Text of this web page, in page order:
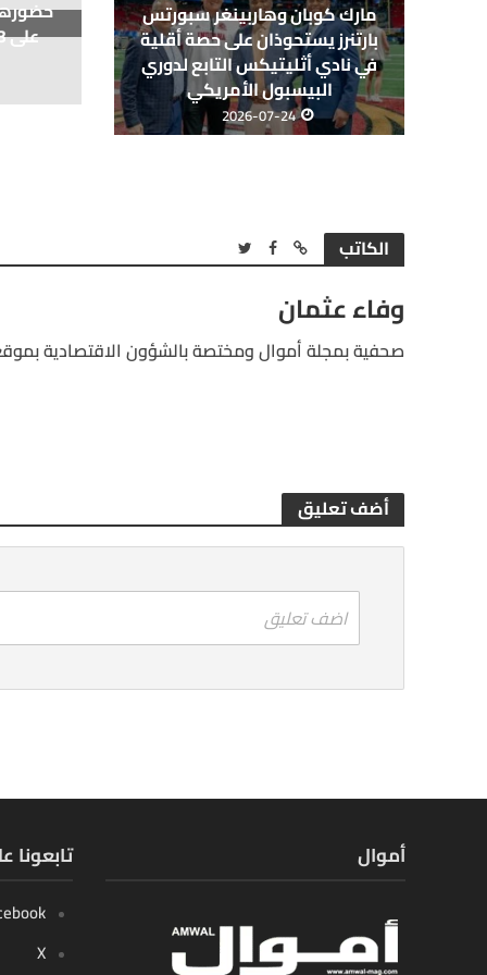
مارك كوبان وهاربينغر سبورتس
بارتنرز يستحوذان على حصة أقلية
في نادي أثليتيكس التابع لدوري
البيسبول الأمريكي
2026-07-24
الكاتب
وفاء عثمان
صحفية بمجلة أموال ومختصة بالشؤون الاقتصادية
أضف تعليق
اضف تعليق
تابعونا
X
أموال